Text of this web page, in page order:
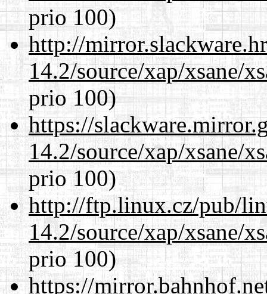
prio 100)
http://
14.2/source/xap/xsane/
prio 100)
https://
14.2/source/xap/xsane/
prio 100)
http://ftp.linux.cz/pub/
14.2/source/xap/xsane/
prio 100)
https://